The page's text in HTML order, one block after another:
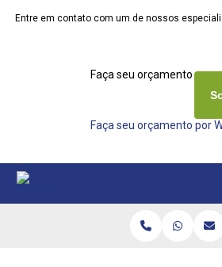
Entre em contato com um de nossos
Faça seu orçamento
Faça seu orçamento por